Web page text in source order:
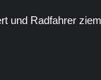
und Radfahrer